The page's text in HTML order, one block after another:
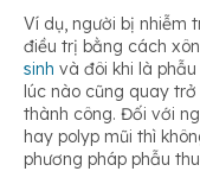
Ví dụ, người bị nhiễm
điều trị bằng cách
sinh và đôi khi là
lúc nào cũng quay
thành công. Đối với
hay polyp mũi thì
phương pháp phẫu